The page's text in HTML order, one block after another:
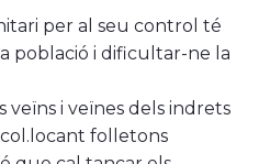
per al seu control té
població i dificultar-ne la
veïns i veïnes dels indrets
folletons